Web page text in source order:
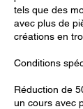
tels que des
avec plus de
créations en
Conditions
Réduction de
un cours avec